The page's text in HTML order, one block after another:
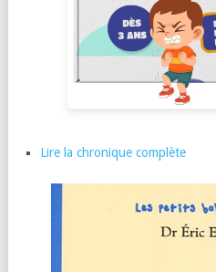
Lire la chronique complète